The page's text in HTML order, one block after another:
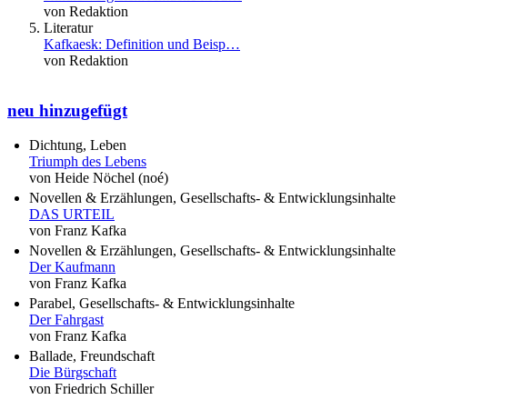
von Redaktion
Literatur
Kafkaesk: Definition und Beisp…
von Redaktion
neu hinzugefügt
Dichtung, Leben
Triumph des Lebens
von Heide Nöchel (noé)
Novellen & Erzählungen, Gesellschafts- & Entwicklungsinhalte
DAS URTEIL
von Franz Kafka
Novellen & Erzählungen, Gesellschafts- & Entwicklungsinhalte
Der Kaufmann
von Franz Kafka
Parabel, Gesellschafts- & Entwicklungsinhalte
Der Fahrgast
von Franz Kafka
Ballade, Freundschaft
Die Bürgschaft
von Friedrich Schiller